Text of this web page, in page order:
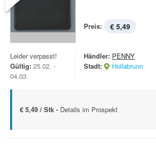
Preis: € 5,49
Leider verpasst!
Gültig: 25.02. -
04.03.
Händler: PENNY
Stadt:
Hollabrunn
€ 5,49 / Stk - Details im Prospekt